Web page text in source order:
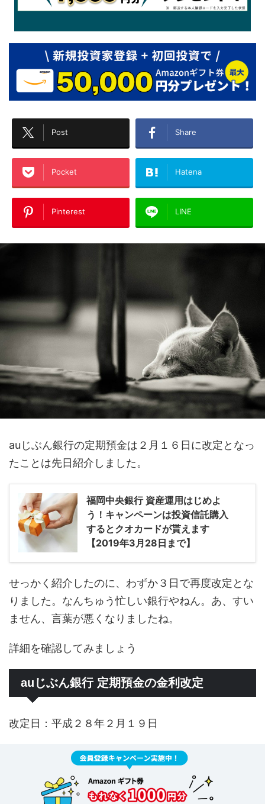
Post Share
Pocket Hatena
Pinterest LINE
auじぶん銀行の定期預金は２月１６日に改定となっ
たことは先日紹介しました。
福岡中央銀行 資産運用はじめよ
う！キャンペーンは投資信託購入
するとクオカードが貰えます
【2019年3月28日まで】
せっかく紹介したのに、わずか３日で再度改定とな
りました。なんちゅう忙しい銀行やねん。あ、すい
ません、言葉が悪くなりましたね。
詳細を確認してみましょう
auじぶん銀行 定期預金の金利改定
改定日：平成２８年２月１９日